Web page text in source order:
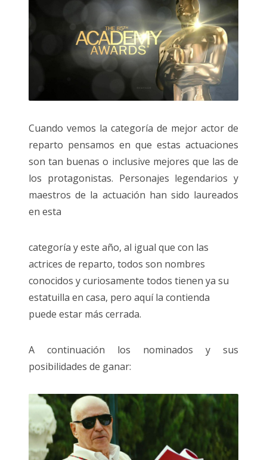
Cuando vemos la categoría de mejor actor de
reparto pensamos en que estas actuaciones
son tan buenas o inclusive mejores que las de
los protagonistas. Personajes legendarios y
maestros de la actuación han sido laureados
en esta
categoría y este año, al igual que con las
actrices de reparto, todos son nombres
conocidos y curiosamente todos tienen ya su
estatuilla en casa, pero aquí la contienda
puede estar más cerrada.
A continuación los nominados y sus
posibilidades de ganar: